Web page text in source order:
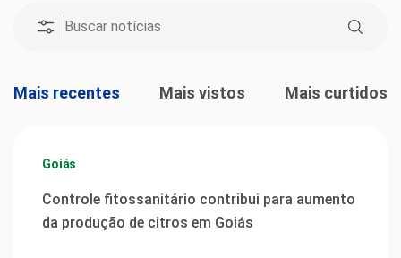
Mais recentes Mais vistos Mais curtidos
Goiás
Controle fitossanitário contribui para aumento
da produção de citros em Goiás